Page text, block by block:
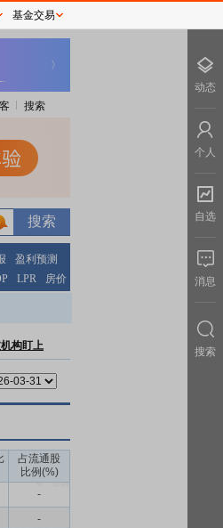
搜索
盈利预测
LPR 房价
构盯上
占流通股
比例(%)
-
-
基金交易
动态
个人
自选
消息
搜索